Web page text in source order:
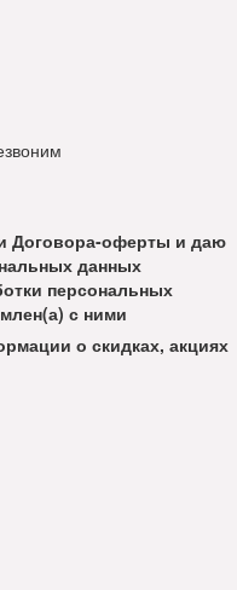
Договора-оферты и даю
данных
персональных
с ними
о скидках, акциях